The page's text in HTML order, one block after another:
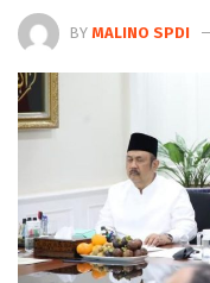
BY MALINO SPDI